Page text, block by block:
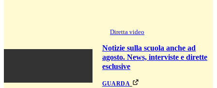
Diretta video
Notizie sulla scuola anche ad
agosto. News, interviste e dirette
esclusive
guarda